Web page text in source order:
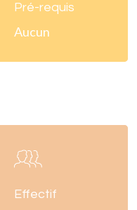
Pré-requis
Aucun
Effectif
more